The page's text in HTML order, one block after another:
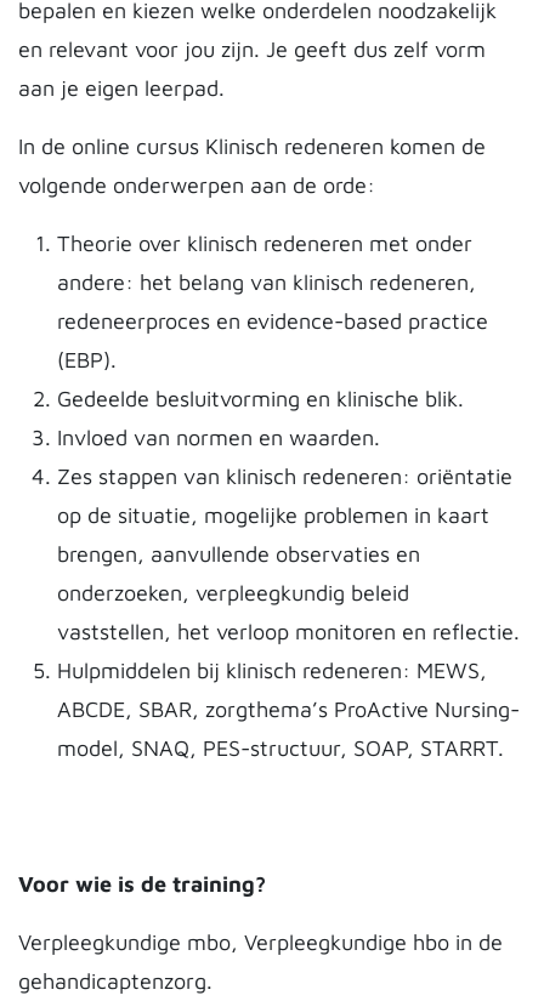
bepalen en kiezen welke onderdelen noodzakelijk
en relevant voor jou zijn. Je geeft dus zelf vorm
aan je eigen leerpad.
In de online cursus Klinisch redeneren komen de
volgende onderwerpen aan de orde:
Theorie over klinisch redeneren met onder
andere: het belang van klinisch redeneren,
redeneerproces en evidence-based practice
(EBP).
Gedeelde besluitvorming en klinische blik.
Invloed van normen en waarden.
Zes stappen van klinisch redeneren: oriëntatie
op de situatie, mogelijke problemen in kaart
brengen, aanvullende observaties en
onderzoeken, verpleegkundig beleid
vaststellen, het verloop monitoren en reflectie.
Hulpmiddelen bij klinisch redeneren: MEWS,
ABCDE, SBAR, zorgthema’s ProActive Nursing-
model, SNAQ, PES-structuur, SOAP, STARRT.
Voor wie is de training?
Verpleegkundige mbo, Verpleegkundige hbo in de
gehandicaptenzorg.